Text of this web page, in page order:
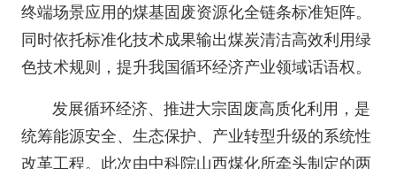
终端场景应用的煤基固废资源化全链条标准矩阵。
同时依托标准化技术成果输出煤炭清洁高效利用绿
色技术规则，提升我国循环经济产业领域话语权。
发展循环经济、推进大宗固废高质化利用，是
统筹能源安全、生态保护、产业转型升级的系统性
改革工程。此次由中科院山西煤化所牵头制定的两